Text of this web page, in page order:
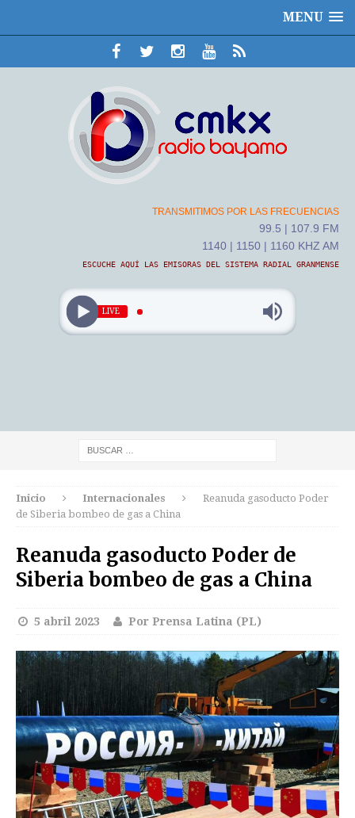
MENU
TRANSMITIMOS POR LAS FRECUENCIAS
99.5 | 107.9 FM
1140 | 1150 | 1160 KHZ AM
ESCUCHE AQUÍ LAS EMISORAS DEL SISTEMA RADIAL GRANMENSE
LIVE
Inicio Internacionales
Reanuda gasoducto Poder
de Siberia bombeo de gas a China
Reanuda gasoducto Poder de
Siberia bombeo de gas a China
5 abril 2023 Por Prensa Latina (PL)